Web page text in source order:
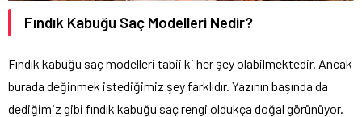
Fındık Kabuğu Saç Modelleri Nedir?
Fındık kabuğu saç modelleri tabii ki her şey olabilmektedir. Ancak
burada değinmek istediğimiz şey farklıdır. Yazının başında da
dediğimiz gibi fındık kabuğu saç rengi oldukça doğal görünüyor.